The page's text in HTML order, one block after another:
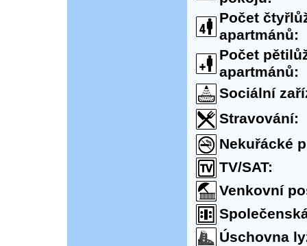
Počet
apartmánů:
Počet
apartmánů:
Sociální
Stravování:
Nekuřácké
TV/SAT:
Venkovní
Úschovna